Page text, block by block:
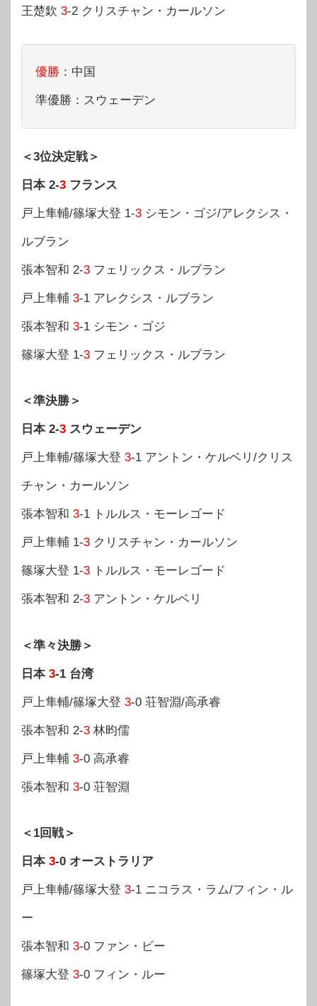
王楚欽 3-2 クリスチャン・カールソン
優勝 ：中国
準優勝：スウェーデン
＜3位決定戦＞
日本 2-3 フランス
戸上隼輔/篠塚大登 1-3 シモン・ゴジ/アレクシス・
ルブラン
張本智和 2-3 フェリックス・ルブラン
戸上隼輔 3-1 アレクシス・ルブラン
張本智和 3-1 シモン・ゴジ
篠塚大登 1-3 フェリックス・ルブラン
＜準決勝＞
日本 2-3 スウェーデン
戸上隼輔/篠塚大登 3-1 アントン・ケルベリ/クリス
チャン・カールソン
張本智和 3-1 トルルス・モーレゴード
戸上隼輔 1-3 クリスチャン・カールソン
篠塚大登 1-3 トルルス・モーレゴード
張本智和 2-3 アントン・ケルベリ
＜準々決勝＞
日本 3-1 台湾
戸上隼輔/篠塚大登 3-0 荘智淵/高承睿
張本智和 2-3 林昀儒
戸上隼輔 3-0 高承睿
張本智和 3-0 荘智淵
＜1回戦＞
日本 3-0 オーストラリア
戸上隼輔/篠塚大登 3-1 ニコラス・ラム/フィン・ル
ー
張本智和 3-0 ファン・ビー
篠塚大登 3-0 フィン・ルー